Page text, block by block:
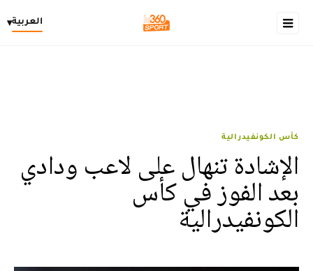
العربية▾
كأس الكونفيدرالية
الإشادة تنهال على لاعب ودادي
بعد الفوز في كأس
الكونفيدرالية